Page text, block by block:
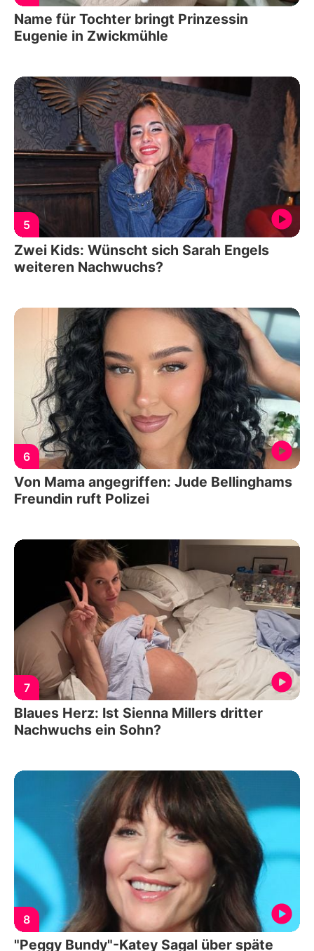
Name für Tochter bringt Prinzessin
Eugenie in Zwickmühle
5
Zwei Kids: Wünscht sich Sarah Engels
weiteren Nachwuchs?
6
Von Mama angegriffen: Jude Bellinghams
Freundin ruft Polizei
7
Blaues Herz: Ist Sienna Millers dritter
Nachwuchs ein Sohn?
8
"Peggy Bundy"-Katey Sagal über späte